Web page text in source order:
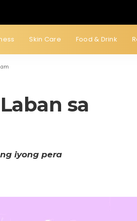
Skin Care Food & Drink
sa
iyong pera